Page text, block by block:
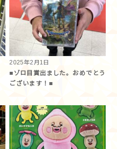
2025年2月1日
■ゾロ目賞出ました。おめでとう
ございます！■